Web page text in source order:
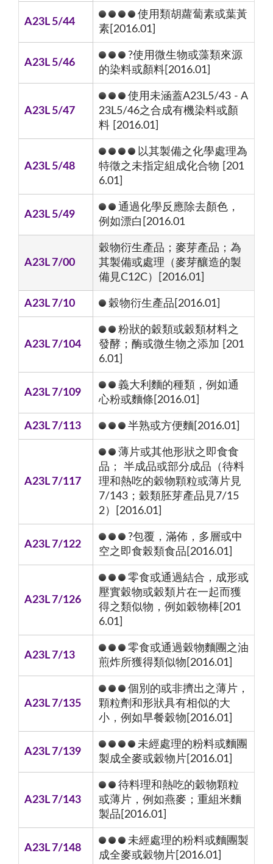
A23L 5/44
使用類胡蘿蔔素或葉黃
素[2016.01]
A23L 5/46
?使用微生物或藻類來源
的染料或顏料[2016.01]
A23L 5/47
使用未涵蓋A23L5/43 - A
23L5/46之合成有機染料或顏
料 [2016.01]
A23L 5/48
以其製備之化學處理為
特徵之未指定組成化合物 [201
6.01]
A23L 5/49
通過化學反應除去顏色，
例如漂白[2016.01
A23L 7/00
穀物衍生產品；麥芽產品；為
其製備或處理（麥芽釀造的製
備見C12C）[2016.01]
A23L 7/10 穀物衍生產品[2016.01]
A23L 7/104
粉狀的穀類或穀類材料之
發酵；酶或微生物之添加 [201
6.01]
A23L 7/109
義大利麵的種類，例如通
心粉或麵條[2016.01]
A23L 7/113 半熟或方便麵[2016.01]
A23L 7/117
薄片或其他形狀之即食食
品； 半成品或部分成品（待料
理和熱吃的穀物顆粒或薄片見
7/143；穀類胚芽產品見7/15
2）[2016.01]
A23L 7/122
?包覆，滿佈，多層或中
空之即食榖類食品[2016.01]
A23L 7/126
零食或通過結合，成形或
壓實穀物或穀類片在一起而獲
得之類似物，例如穀物棒[201
6.01]
A23L 7/13
零食或通過穀物麵團之油
煎炸所獲得類似物[2016.01]
A23L 7/135
個別的或非擠出之薄片，
顆粒劑和形狀具有相似的大
小，例如早餐穀物[2016.01]
A23L 7/139
未經處理的粉料或麵團
製成全麥或穀物片[2016.01]
A23L 7/143
待料理和熱吃的穀物顆粒
或薄片，例如燕麥；重組米麵
製品[2016.01]
A23L 7/148
未經處理的粉料或麵團製
成全麥或穀物片[2016.01]